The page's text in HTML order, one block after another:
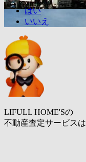
はい
いいえ
LIFULL HOME'Sの
不動産査定サービスは